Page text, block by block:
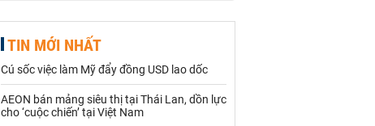
Hạt điều
Khí đốt
Kim loại khác Mắc ca
TIN MỚI NHẤT
Cú sốc việc làm Mỹ đẩy đồng USD lao dốc
AEON bán mảng siêu thị tại Thái Lan, dồn lực
cho ‘cuộc chiến’ tại Việt Nam